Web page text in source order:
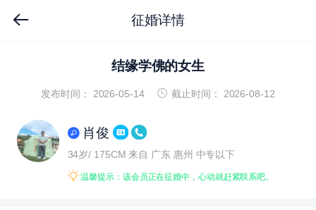
征婚详情
结缘学佛的女生
发布时间： 2026-05-14 截止时间： 2026-08-12
肖俊
34岁/ 175CM 来自 广东 惠州 中专以下
温馨提示：该会员正在征婚中，心动就赶紧联系吧。